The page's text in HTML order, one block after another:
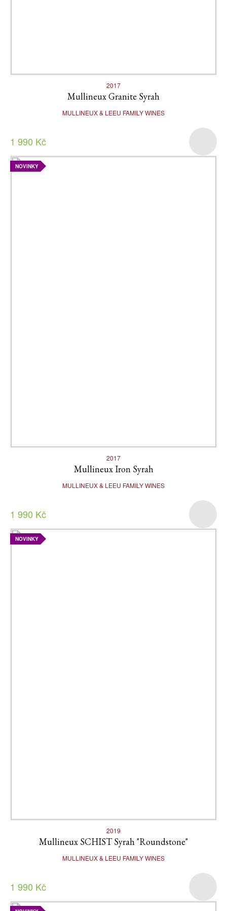
2017
Mullineux Granite Syrah
MULLINEUX & LEEU FAMILY WINES
1 990 Kč
NOVINKY
2017
Mullineux Iron Syrah
MULLINEUX & LEEU FAMILY WINES
1 990 Kč
NOVINKY
2019
Mullineux SCHIST Syrah "Roundstone"
MULLINEUX & LEEU FAMILY WINES
1 990 Kč